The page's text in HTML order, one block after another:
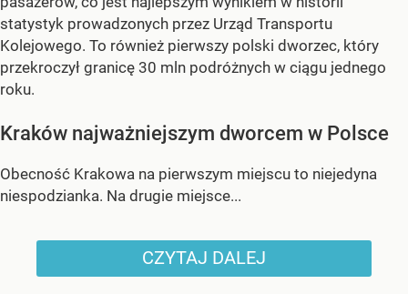
statystyk prowadzonych przez Urząd Transportu
Kolejowego. To również pierwszy polski dworzec, który
przekroczył granicę 30 mln podróżnych w ciągu jednego
roku.
Kraków najważniejszym dworcem w Polsce
Obecność Krakowa na pierwszym miejscu to niejedyna
niespodzianka. Na drugie miejsce...
CZYTAJ DALEJ